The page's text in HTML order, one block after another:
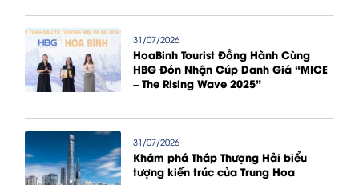
31/07/2026
HoaBinh Tourist Đồng Hành Cùng
HBG Đón Nhận Cúp Danh Giá “MICE
– The Rising Wave 2025”
31/07/2026
Khám phá Tháp Thượng Hải biểu
tượng kiến trúc của Trung Hoa